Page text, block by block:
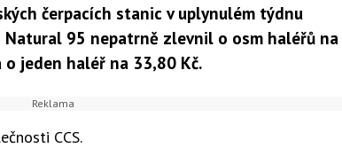
čerpacích stanic v uplynulém týdnu
Natural 95 nepatrně zlevnil o osm haléřů na
jeden haléř na 33,80 Kč.
CCS.